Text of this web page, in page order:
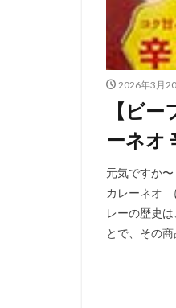
2026年3月
【ビ
ーネオ
元気ですか
カレーネオ
レーの歴史
とで、その